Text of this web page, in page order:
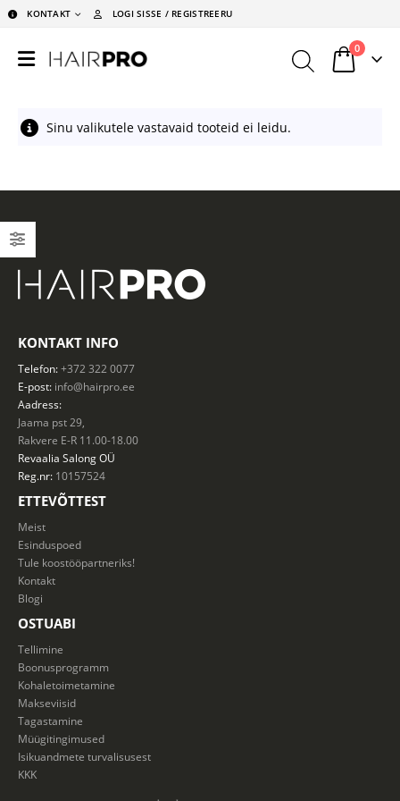
KONTAKT LOGI SISSE / REGISTREERU
0
Sinu valikutele vastavaid tooteid ei leidu.
KONTAKT INFO
Telefon:+372 322 0077
E-post: info@hairpro.ee
Aadress:
Jaama pst 29,
Rakvere E-R 11.00-18.00
Revaalia SalongOÜ
Reg.nr: 10157524
ETTEVÕTTEST
Meist
Esinduspoed
Tule koostööpartneriks!
Kontakt
Blogi
OSTUABI
Tellimine
Boonusprogramm
Kohaletoimetamine
Makseviisid
Tagastamine
Müügitingimused
Isikuandmete turvalisusest
KKK